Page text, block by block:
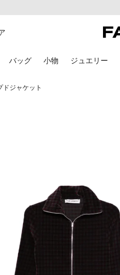
バッグ 小物 ジュエリー
ドジャケット